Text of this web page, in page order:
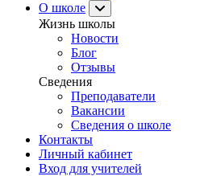
О школе
Жизнь школы
Новости
Блог
Отзывы
Сведения
Преподаватели
Вакансии
Сведения о школе
Контакты
Личный кабинет
Вход для учителей